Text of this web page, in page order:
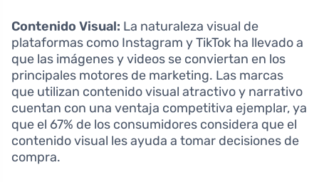
Contenido Visual: La naturaleza visual de
plataformas como Instagram y TikTok ha llevado a
que las imágenes y videos se conviertan en los
principales motores de marketing. Las marcas
que utilizan contenido visual atractivo y narrativo
cuentan con una ventaja competitiva ejemplar, ya
que el 67% de los consumidores considera que el
contenido visual les ayuda a tomar decisiones de
compra.